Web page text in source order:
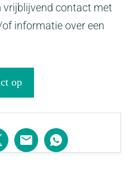
vrijblijvend contact met
informatie over een
op